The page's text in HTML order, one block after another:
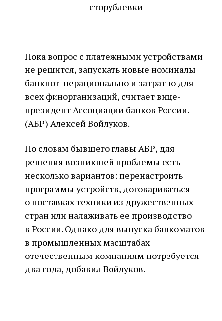
сторублевки
Пока вопрос с платежными устройствами
не решится, запускать новые номиналы
банкнот нерационально и затратно для
всех финорганизаций, считает вице-
президент Ассоциации банков России.
(АБР) Алексей Войлуков.
По словам бывшего главы АБР, для
решения возникшей проблемы есть
несколько вариантов: перенастроить
программы устройств, договариваться
о поставках техники из дружественных
стран или налаживать ее производство
в России. Однако для выпуска банкоматов
в промышленных масштабах
отечественным компаниям потребуется
два года, добавил Войлуков.